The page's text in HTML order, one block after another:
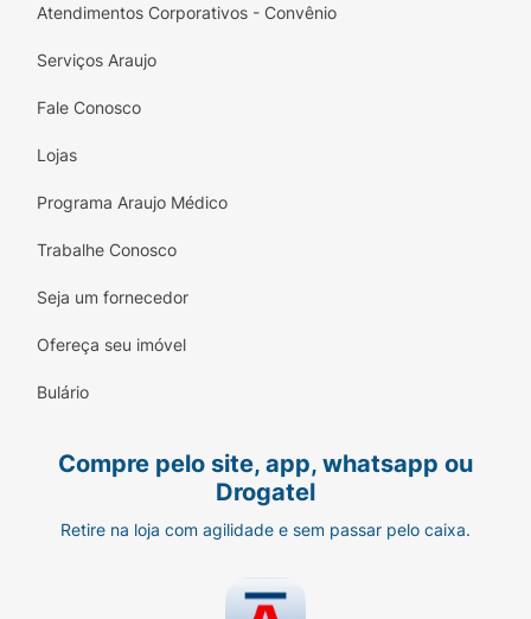
auxilia na saúde da barreira cutânea.
Refrescância Imediata:
a maciez natural.
Versatilidade:Indicado para todos os tipos
de pele, da seca à oleosa.
Modo de Usar:
Aplique uma pequena quantidade do
movimentos circulares, evitando a área
dos olhos.
Enxágue abundantemente com água
Utilize pela manhã e à noite para
Atendimentos Corporativos - Convênio
Serviços Araujo
Fale Conosco
Lojas
Programa Araujo Médico
Trabalhe Conosco
Seja um fornecedor
Ofereça seu imóvel
Bulário
Compre pelo site, app, whatsapp ou
Drogatel
Retire na loja com agilidade e sem passar pelo caixa.